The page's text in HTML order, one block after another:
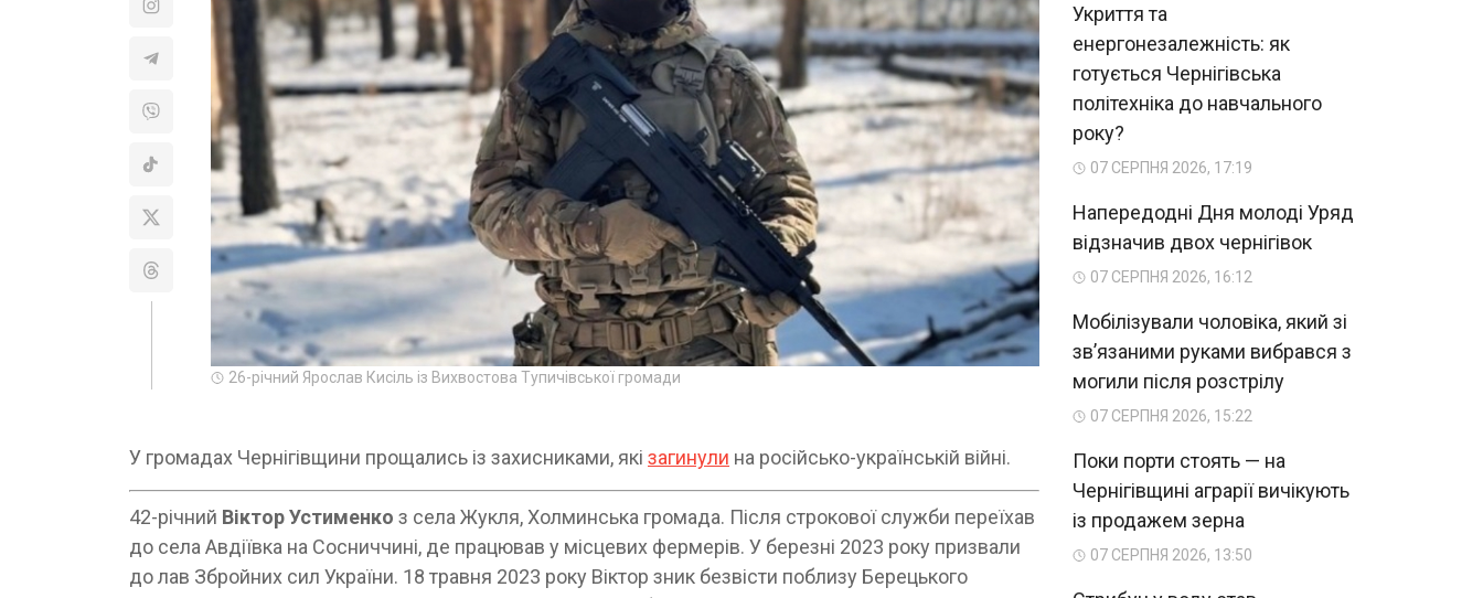
26-річний Ярослав Кисіль із Вихвостова Тупичівської громади
У громадах Чернігівщини прощались із захисниками, які загинули на російсько-українській війні.
42-річний Віктор Устименко з села Жукля, Холминська громада. Після строкової служби переїхав
до села Авдіївка на Сосниччині, де працював у місцевих фермерів. У березні 2023 року призвали
до лав Збройних сил України. 18 травня 2023 року Віктор зник безвісти поблизу Берецького
Укриття та
енергонезалежність: як
готується Чернігівська
політехніка до навчального
року?
07 СЕРПНЯ 2026, 17:19
Напередодні Дня молоді Уряд
відзначив двох чернігівок
07 СЕРПНЯ 2026, 16:12
Мобілізували чоловіка, який зі
зв’язаними руками вибрався з
могили після розстрілу
07 СЕРПНЯ 2026, 15:22
Поки порти стоять — на
Чернігівщині аграрії вичікують
із продажем зерна
07 СЕРПНЯ 2026, 13:50